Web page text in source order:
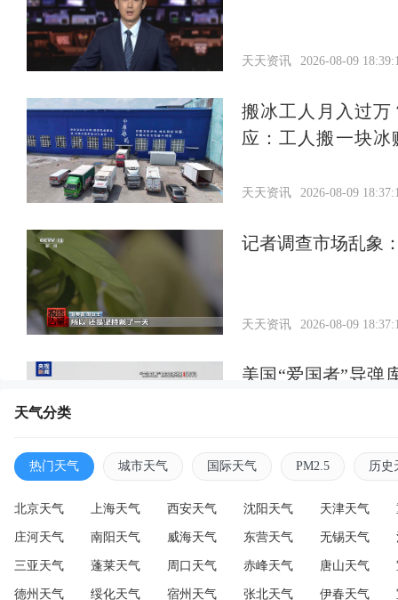
天天资讯 2026-08-09
搬冰工人月入过万
应：工人搬一块
天天资讯 2026-08-09
记者调查市场乱象
天天资讯 2026-08-09
美国“爱国者”导弹
2026-08-09
天气分类
热门天气 城市天气 国际天气 PM2.5 历史
北京天气 上海天气 西安天气 沈阳天气 天津天气
庄河天气 南阳天气 威海天气 东营天气 无锡天气
三亚天气 蓬莱天气 周口天气 赤峰天气 唐山天气
德州天气 绥化天气 宿州天气 张北天气 伊春天气